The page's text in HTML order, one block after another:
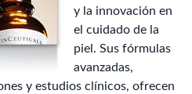
y la innovación en
el cuidado de la
piel. Sus fórmulas
avanzadas,
y estudios clínicos, ofrecen